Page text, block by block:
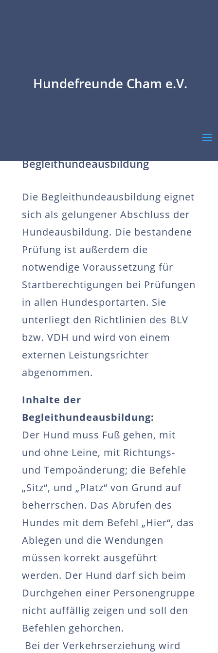
Hundefreunde Cham e.V.
Begleithundeausbildung
Die Begleithundeausbildung eignet
sich als gelungener Abschluss der
Hundeausbildung. Die bestandene
Prüfung ist außerdem die
notwendige Voraussetzung für
Startberechtigungen bei Prüfungen
in allen Hundesportarten. Sie
unterliegt den Richtlinien des BLV
bzw. VDH und wird von einem
externen Leistungsrichter
abgenommen.
Inhalte der
Begleithundeausbildung:
Der Hund muss Fuß gehen, mit
und ohne Leine, mit Richtungs-
und Tempoänderung; die Befehle
„Sitz“, und „Platz“ von Grund auf
beherrschen. Das Abrufen des
Hundes mit dem Befehl „Hier“, das
Ablegen und die Wendungen
müssen korrekt ausgeführt
werden. Der Hund darf sich beim
Durchgehen einer Personengruppe
nicht auffällig zeigen und soll den
Befehlen gehorchen.
Bei der Verkehrserziehung wird